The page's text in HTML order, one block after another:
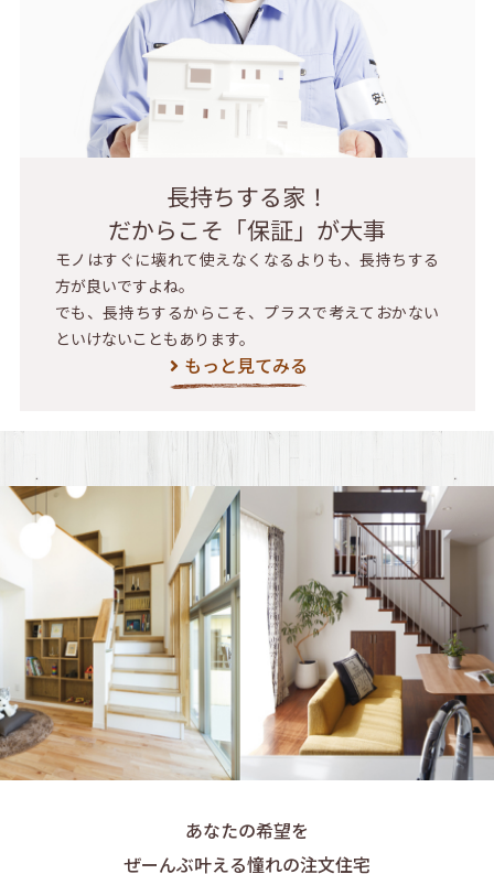
長持ちする家！
だからこそ「保証」が大事
モノはすぐに壊れて使えなくなるよりも、長持ちする
方が良いですよね。
でも、長持ちするからこそ、プラスで考えておかない
といけないこともあります。
もっと見てみる
あなたの希望を
ぜーんぶ叶える憧れの注文住宅